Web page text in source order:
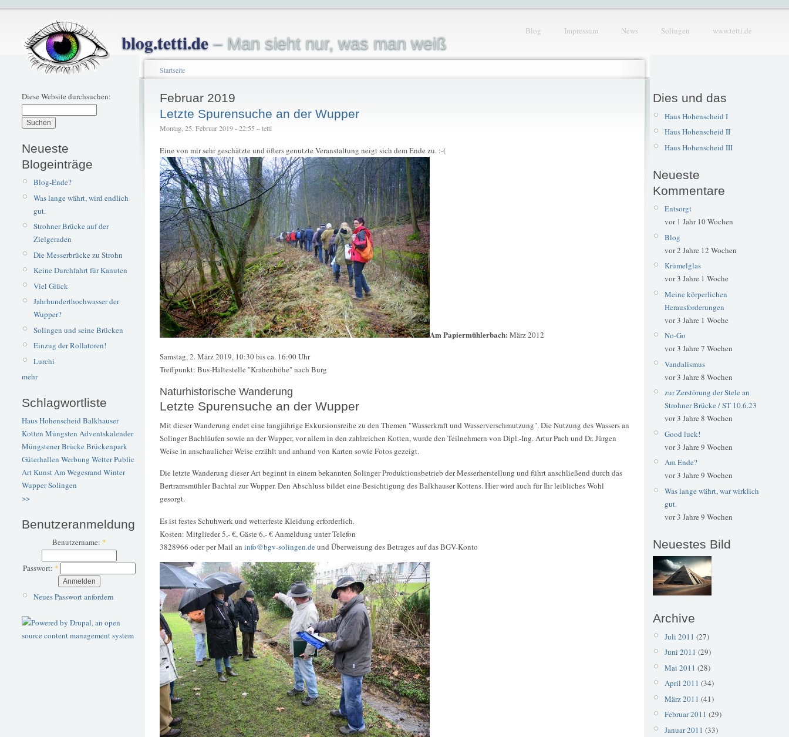
blog.tetti.de– Man sieht nur, was man weiß
Blog Impressum News Solingen www.tetti.de
Diese Website durchsuchen:
Neueste
Blogeinträge
Blog-Ende?
Was lange währt, wird endlich
gut.
Strohner Brücke auf der
Zielgeraden
Die Messerbrücke zu Strohn
Keine Durchfahrt für Kanuten
Viel Glück
Jahrhunderthochwasser der
Wupper?
Solingen und seine Brücken
Einzug der Rollatoren!
Lurchi
mehr
Schlagwortliste
Haus Hohenscheid Balkhauser
Kotten Müngsten Adventskalender
Müngstener BrückeBrückenpark
Güterhallen Werbung WetterPublic
ArtKunstAm Wegesrand Winter
WupperSolingen
>>
Benutzeranmeldung
Benutzername: *
Passwort: *
Neues Passwort anfordern
Startseite
Februar 2019
Letzte Spurensuche an der Wupper
Montag, 25. Februar 2019 - 22:55 – tetti
Eine von mir sehr geschätzte und öfters genutzte Veranstaltung neigt sich dem Ende zu. :-(
Am Papiermühlerbach: März 2012
Samstag, 2. März 2019, 10:30 bis ca. 16:00 Uhr
Treffpunkt: Bus-Haltestelle "Krahenhöhe" nach Burg
Naturhistorische Wanderung
Letzte Spurensuche an der Wupper
Mit dieser Wanderung endet eine langjährige Exkursionsreihe zu den Themen "Wasserkraft und Wasserverschmutzung". Die Nutzung des Wassers an
Solinger Bachläufen sowie an der Wupper, vor allem in den zahlreichen Kotten, wurde den Teilnehmern von Dipl.-Ing. Artur Pach und Dr. Jürgen
Weise in anschaulicher Weise erzählt und anhand von Karten sowie Fotos gezeigt.
Die letzte Wanderung dieser Art beginnt in einem bekannten Solinger Produktionsbetrieb der Messerherstellung und führt anschließend durch das
Bertramsmühler Bachtal zur Wupper. Den Abschluss bildet eine Besichtigung des Balkhauser Kottens. Hier wird auch für Ihr leibliches Wohl
gesorgt.
Es ist festes Schuhwerk und wetterfeste Kleidung erforderlich.
Kosten: Mitglieder 5,- €, Gäste 6,- € Anmeldung unter Telefon
3828966 oder per Mail an info@bgv-solingen.deund Überweisung des Betrages auf das BGV-Konto
Dies und das
Haus Hohenscheid I
Haus Hohenscheid II
Haus Hohenscheid III
Neueste
Kommentare
Entsorgt
vor 1 Jahr 10 Wochen
Blog
vor 2 Jahre 12 Wochen
Krümelglas
vor 3 Jahre 1 Woche
Meine körperlichen
Herausforderungen
vor 3 Jahre 1 Woche
No-Go
vor 3 Jahre 7 Wochen
Vandalismus
vor 3 Jahre 8 Wochen
zur Zerstörung der Stele an
Strohner Brücke / ST 10.6.23
vor 3 Jahre 8 Wochen
Good luck!
vor 3 Jahre 9 Wochen
Am Ende?
vor 3 Jahre 9 Wochen
Was lange währt, war wirklich
gut.
vor 3 Jahre 9 Wochen
Neuestes Bild
Archive
Juli 2011 (27)
Juni 2011 (29)
Mai 2011 (28)
April 2011 (34)
März 2011 (41)
Februar 2011 (29)
Januar 2011 (33)